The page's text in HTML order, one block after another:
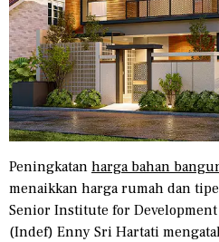
Peningkatan harga bahan
menaikkan harga rumah dan
Senior Institute for
(Indef) Enny Sri Hartati